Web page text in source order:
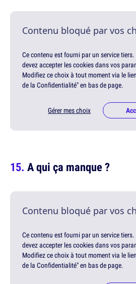
Contenu bloqué par vos
Ce contenu est fourni par un service
devez accepter les cookies dans vos
Modifiez ce choix à tout moment via le
de la Confidentialité" en bas de page.
Gérer mes choix
A qui ça manque ?
Contenu bloqué par vos
Ce contenu est fourni par un service
devez accepter les cookies dans vos
Modifiez ce choix à tout moment via le
de la Confidentialité" en bas de page.